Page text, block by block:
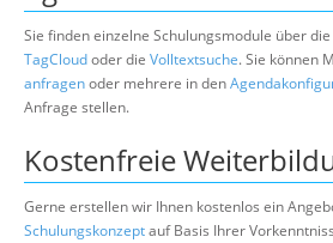
Sie finden einzelne Schulungsmodule über
TagCloudoder die Volltextsuche. Sie können
anfragenoder mehrere in den
Anfrage stellen.
Kostenfreie
Gerne erstellen wir Ihnen kostenlos ein
Schulungskonzeptauf Basis Ihrer